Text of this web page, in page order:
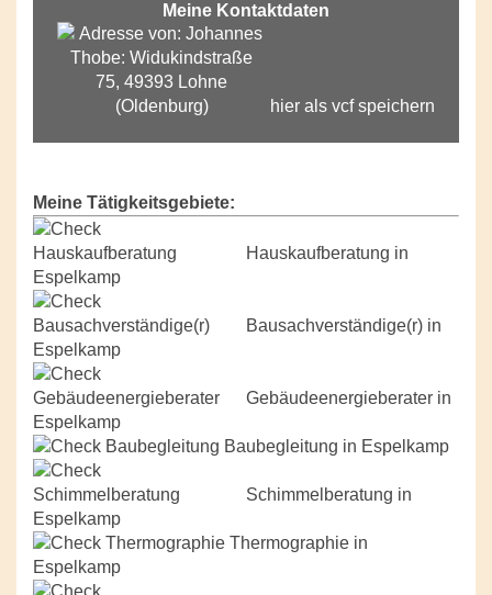
Meine Kontaktdaten
hier als vcf speichern
Meine Tätigkeitsgebiete:
Hauskaufberatung in
Espelkamp
Bausachverständige(r) in
Espelkamp
Gebäudeenergieberater in
Espelkamp
Baubegleitung in Espelkamp
Schimmelberatung in
Espelkamp
Thermographie in
Espelkamp